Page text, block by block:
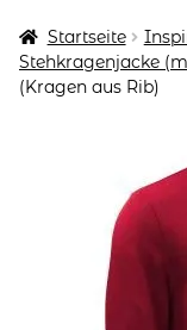
KONFIGURATOR
Startseite
Stehkragenjacke
(Kragen aus Rib)